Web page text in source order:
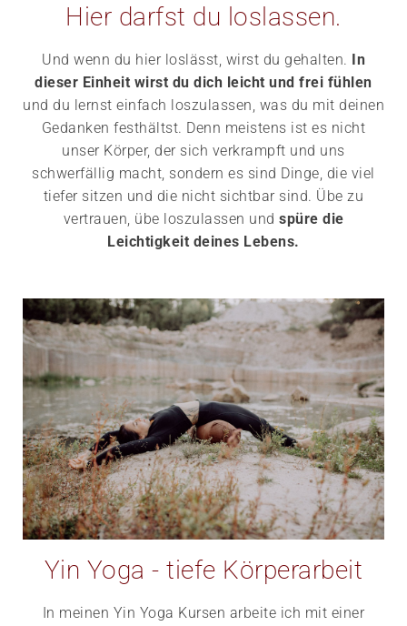
Hier darfst du loslassen.
Und wenn du hier loslässt, wirst du gehalten. In
dieser Einheit wirst du dich leicht und frei fühlen
und du lernst einfach loszulassen, was du mit deinen
Gedanken festhältst. Denn meistens ist es nicht
unser Körper, der sich verkrampft und uns
schwerfällig macht, sondern es sind Dinge, die viel
tiefer sitzen und die nicht sichtbar sind. Übe zu
vertrauen, übe loszulassen und spüre die
Leichtigkeit deines Lebens.
Yin Yoga - tiefe Körperarbeit
In meinen Yin Yoga Kursen arbeite ich mit einer